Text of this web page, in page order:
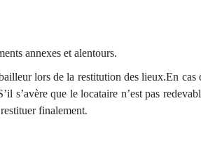
annexes et alentours.
lors de la restitution des lieux.En
s’avère que le locataire n’est pas
finalement.